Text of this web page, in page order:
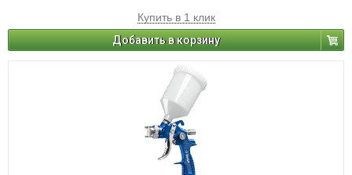
Купить в 1 клик
Добавить в корзину